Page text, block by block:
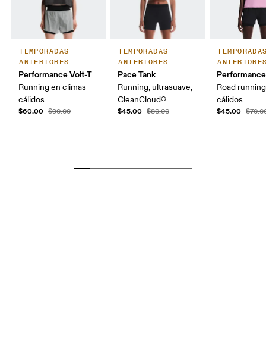
TEMPORADAS
ANTERIORES
Performance Volt-T
Running en climas
cálidos
$60.00 $90.00
TEMPORADAS
ANTERIORES
Pace Tank
Running, ultrasuave,
CleanCloud®
$45.00 $80.00
Road
cálidos
$45.00